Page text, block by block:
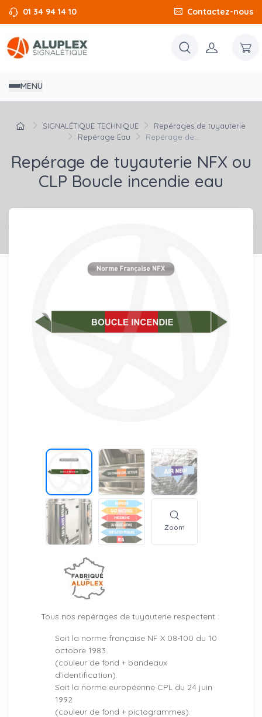
01 34 94 14 10 Contactez-nous
MENU
SIGNALÉTIQUE TECHNIQUE
Repérages de tuyauterie
Repérage Eau
Repérage de...
Repérage de tuyauterie NFX ou
CLP Boucle incendie eau
Zoom
Tous nos repérages de tuyauterie respectent :
Soit la norme française NF X 08-100 du 10
octobre 1983
(couleur de fond + bandeaux
d’identification).
Soit la norme européenne CPL du 24 juin
1992
(couleur de fond + pictogrammes).